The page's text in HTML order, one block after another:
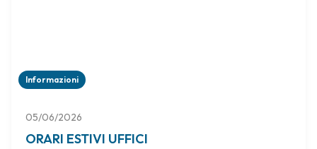
Informazioni
05/06/2026
ORARI ESTIVI UFFICI